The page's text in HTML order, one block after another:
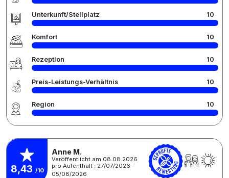
Unterkunft/Stellplatz 10
Komfort 10
Rezeption 10
Preis-Leistungs-Verhältnis 10
Region 10
8,43 /10
Anne M.
Veröffentlicht am 08.08.2026
pro Aufenthalt : 27/07/2026 -
05/08/2026